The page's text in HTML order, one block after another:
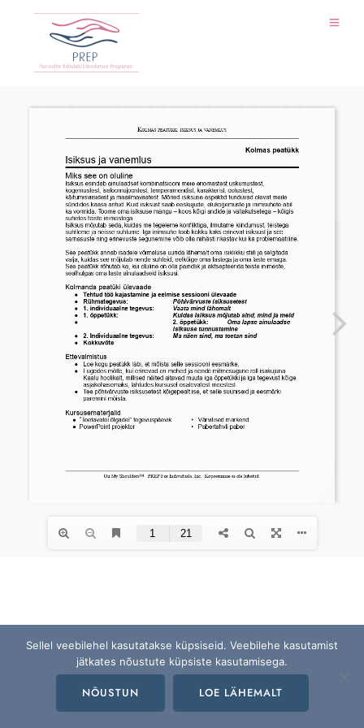
Sellel veebilehel kasutatakse küpsiseid. Veebilehe kasutamist
jätkates nõustute küpsiste kasutamisega.
NÕUSTUN LOE LÄHEMALT